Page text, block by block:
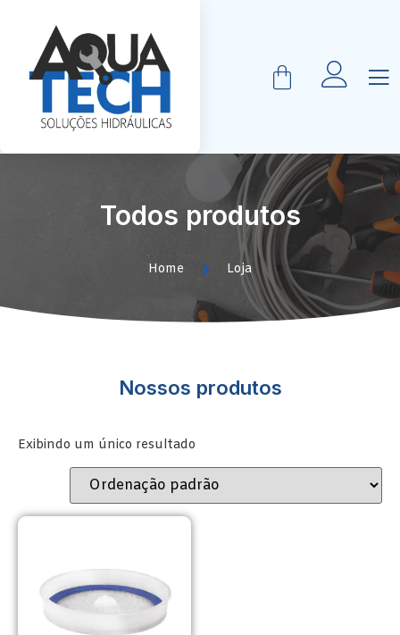
Todos produtos
Home Loja
Nossos produtos
Exibindo um único resultado